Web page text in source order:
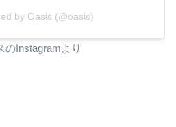
by Oasis (@oasis)
のInstagramより